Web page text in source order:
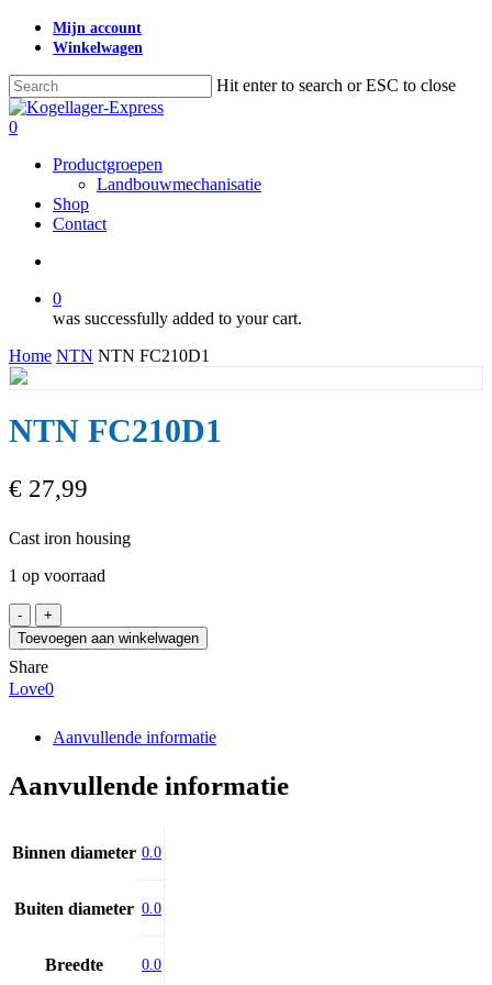
Skip
content
Mijn account
Winkelwagen
Hit enter to search or ESC to close
Close
Search
search
0
Productgroepen
Landbouwmechanisatie
Shop
Contact
0
was successfully added to your cart.
Home NTN NTN FC210D1
NTN FC210D1
€ 27,99
Cast iron housing
1 op voorraad
NTN
FC210D1
aantal
Toevoegen aan winkelwagen
Share
Love0
Aanvullende informatie
Aanvullende informatie
Binnen diameter 0.0
Buiten diameter 0.0
Breedte 0.0